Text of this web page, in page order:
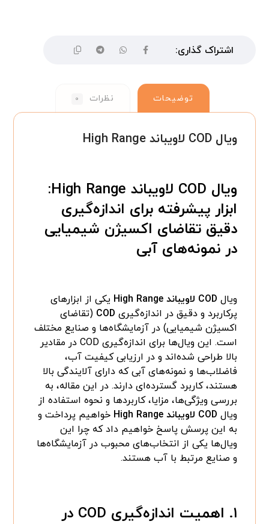
توضیحات نظرات ۰
ویال COD لاویباند High Range
ویال COD لاویباند High Range:
ابزار پیشرفته برای اندازه‌گیری
دقیق تقاضای اکسیژن شیمیایی
در نمونه‌های آبی
ویال COD لاویباند High Range
یکی از ابزارهای
پرکاربرد و دقیق در اندازه‌گیری COD (تقاضای
اکسیژن شیمیایی) در آزمایشگاه‌ها و صنایع مختلف
است. این ویال‌ها برای اندازه‌گیری COD در مقادیر
بالا طراحی شده‌اند و در ارزیابی کیفیت آب،
فاضلاب‌ها و نمونه‌های آبی که دارای آلایندگی بالا
هستند، کاربرد گسترده‌ای دارند. در این مقاله، به
بررسی ویژگی‌ها، مزایا، کاربردها و نحوه استفاده از
ویال COD لاویباند High Range
خواهیم پرداخت و
به این پرسش پاسخ خواهیم داد که چرا این
ویال‌ها یکی از انتخاب‌های محبوب در آزمایشگاه‌ها
و صنایع مرتبط با آب هستند.
۱. اهمیت اندازه‌گیری COD در